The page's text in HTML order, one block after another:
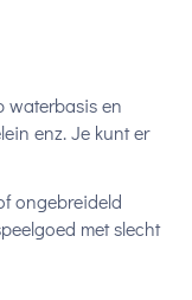
waterbasis en
enz. Je kunt er
ongebreideld
met slecht